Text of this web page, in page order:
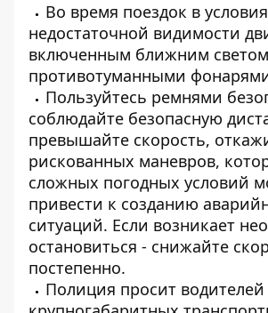
Во время поездок в
недостаточной видимости
включенным ближним
противотуманными
Пользуйтесь ремнями
соблюдайте безопасную
превышайте скорость,
рискованных маневров,
сложных погодных условий
привести к созданию
ситуаций. Если возникает
остановиться - снижайте
постепенно.
Полиция просит водителей